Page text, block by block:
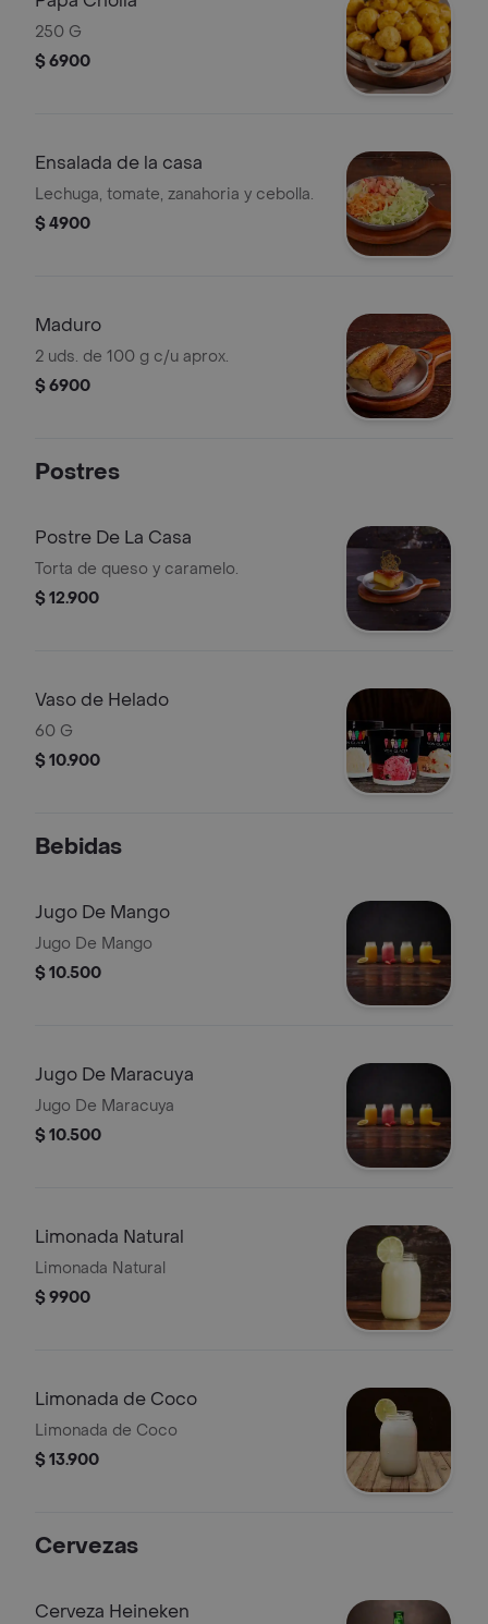
250 G
$ 6900
Ensalada de la casa
Lechuga, tomate, zanahoria y cebolla.
$ 4900
Maduro
2 uds. de 100 g c/u aprox.
$ 6900
Postres
Postre De La Casa
Torta de queso y caramelo.
$ 12.900
Vaso de Helado
60 G
$ 10.900
Bebidas
Jugo De Mango
Jugo De Mango
$ 10.500
Jugo De Maracuya
Jugo De Maracuya
$ 10.500
Limonada Natural
Limonada Natural
$ 9900
Limonada de Coco
Limonada de Coco
$ 13.900
Cervezas
Cerveza Heineken